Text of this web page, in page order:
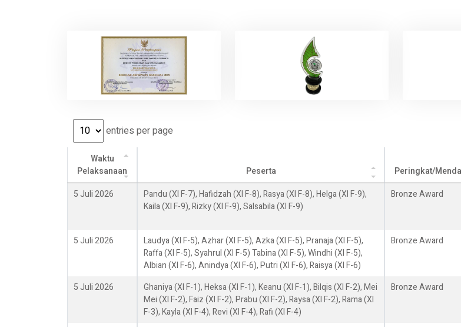
entries per page
Waktu
Pelaksanaan
Peserta Peringkat/
5 Juli 2026
Pandu (XI F-7), Hafidzah (XI F-8), Rasya (XI F-8), Helga (XI F-9),
Kaila (XI F-9), Rizky (XI F-9), Salsabila (XI F-9)
Bronze Award
5 Juli 2026
Laudya (XI F-5), Azhar (XI F-5), Azka (XI F-5), Pranaja (XI F-5),
Raffa (XI F-5), Syahrul (XI F-5) Tabina (XI F-5), Windhi (XI F-5),
Albian (XI F-6), Anindya (XI F-6), Putri (XI F-6), Raisya (XI F-6)
Bronze Award
5 Juli 2026
Ghaniya (XI F-1), Heksa (XI F-1), Keanu (XI F-1), Bilqis (XI F-2), Mei
Mei (XI F-2), Faiz (XI F-2), Prabu (XI F-2), Raysa (XI F-2), Rama (XI
F-3), Kayla (XI F-4), Revi (XI F-4), Rafi (XI F-4)
Bronze Award